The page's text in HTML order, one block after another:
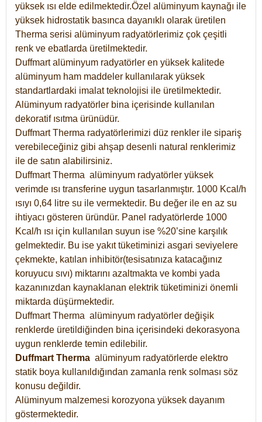
yüksek ısı elde edilmektedir.Özel alüminyum kaynağı ile
yüksek hidrostatik basınca dayanıklı olarak üretilen
Therma serisi alüminyum radyatörlerimiz çok çeşitli
renk ve ebatlarda üretilmektedir.
Duffmart alüminyum radyatörler en yüksek kalitede
alüminyum ham maddeler kullanılarak yüksek
standartlardaki imalat teknolojisi ile üretilmektedir.
Alüminyum radyatörler bina içerisinde kullanılan
dekoratif ısıtma ürünüdür.
Duffmart Therma radyatörlerimizi düz renkler ile sipariş
verebileceğiniz gibi ahşap desenli natural renklerimiz
ile de satın alabilirsiniz.
Duffmart Therma alüminyum radyatörler yüksek
verimde ısı transferine uygun tasarlanmıştır. 1000 Kcal/h
ısıyı 0,64 litre su ile vermektedir. Bu değer ile en az su
ihtiyacı gösteren üründür. Panel radyatörlerde 1000
Kcal/h ısı için kullanılan suyun ise %20’sine karşılık
gelmektedir. Bu ise yakıt tüketiminizi asgari seviyelere
çekmekte, katılan inhibitör(tesisatınıza katacağınız
koruyucu sıvı) miktarını azaltmakta ve kombi yada
kazanınızdan kaynaklanan elektrik tüketiminizi önemli
miktarda düşürmektedir.
Duffmart Therma alüminyum radyatörler değişik
renklerde üretildiğinden bina içerisindeki dekorasyona
uygun renklerde temin edilebilir.
Duffmart Therma alüminyum radyatörlerde elektro
statik boya kullanıldığından zamanla renk solması söz
konusu değildir.
Alüminyum malzemesi korozyona yüksek dayanım
göstermektedir.